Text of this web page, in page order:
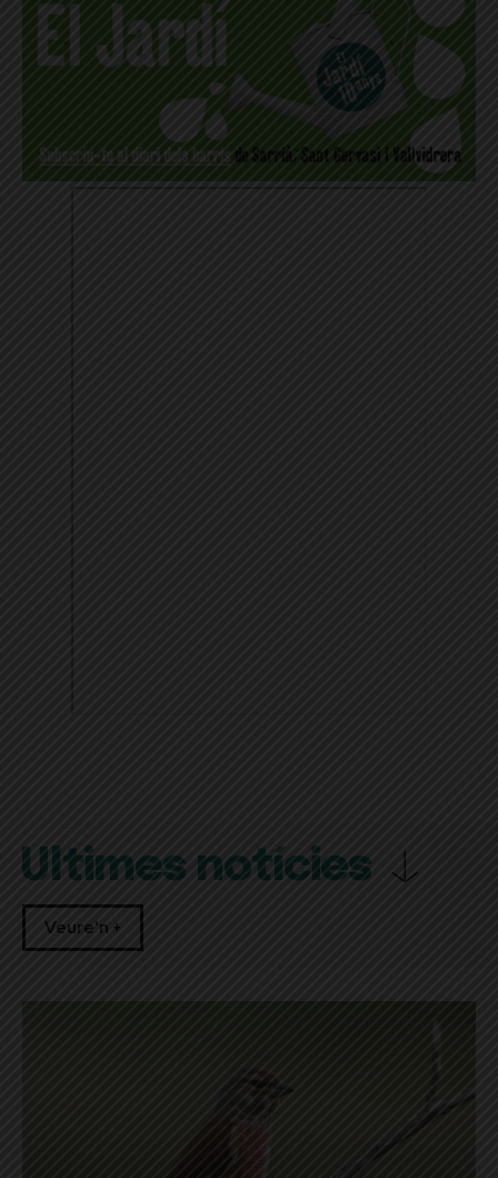
Últimes notícies
Veure'n +